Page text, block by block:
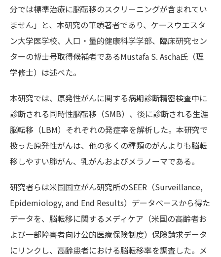
分では標準治療に脳転移のスクリーニングが含まれてい
ません」と、本研究の筆頭著者であり、ケースウエスタ
ン大学医学校、人口・量的健康科学学部、臨床研究セン
ターの博士号取得候補者であるMustafa S. Ascha氏（理
学修士）は述べた。
本研究では、原発性がんに関する病期診断精密検査中に
診断される同時性脳転移（SMB）、後に診断される生涯
脳転移（LBM）それぞれの発症率を解析した。本研究で
扱った原発性がんは、他の多くの種類のがんよりも脳転
移しやすい肺がん、乳がんおよびメラノーマである。
研究者らは米国国立がん研究所のSEER（Surveillance,
Epidemiology, and End Results）データべースから得た
データを、脳転移に関するメディケア（米国の高齢者お
よび一部障害者向け公的医療保険制度）保険請求データ
にリンクし、高齢患者における脳転移率を調査した。メ